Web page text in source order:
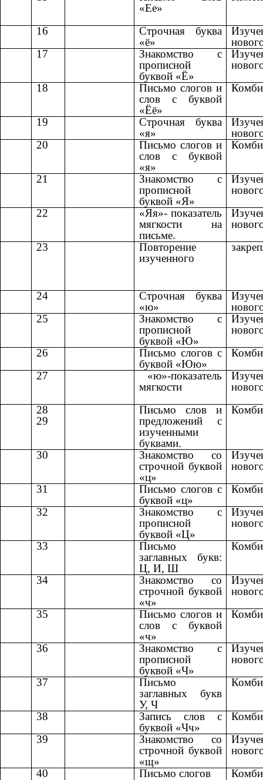
«Ее»
16
Строчная буква
«ё»
17
Знакомство с
прописной
буквой «Ё»
18
Письмо слогов и
слов с буквой
«Ёё»
19
Строчная буква
«я»
20
Письмо слогов и
слов с буквой
«я»
21
Знакомство с
прописной
буквой «Я»
22
«Яя»- показатель
мягкости на
письме.
23
Повторение
изученного
24
Строчная буква
«ю»
25
Знакомство с
прописной
буквой «Ю»
26
Письмо слогов с
буквой «Юю»
27
«ю»-показатель
мягкости
28
29
Письмо слов и
предложений с
изученными
буквами.
30
Знакомство со
строчной буквой
«ц»
31
Письмо слогов с
буквой «ц»
32
Знакомство с
прописной
буквой «Ц»
33
Письмо
заглавных букв:
Ц, И, Ш
34
Знакомство со
строчной буквой
«ч»
35
Письмо слогов и
слов с буквой
«ч»
36
Знакомство с
прописной
буквой «Ч»
37
Письмо
заглавных букв
У, Ч
38
Запись слов с
буквой «Чч»
39
Знакомство со
строчной буквой
«щ»
40
Письмо слогов